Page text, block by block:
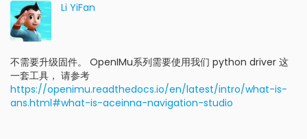
Li YiFan
不需要升级固件。 OpenIMu系列需要使用我们 python driver 这
一套工具， 请参考
https://openimu.readthedocs.io/en/latest/intro/what-is-
ans.html#what-is-aceinna-navigation-studio